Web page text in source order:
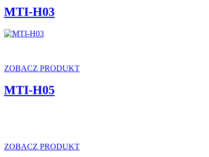
MTI-H03
ZOBACZ PRODUKT
MTI-H05
ZOBACZ PRODUKT